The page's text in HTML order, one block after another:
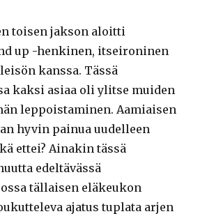
toisen jakson aloitti
up -henkinen, itseironinen
kanssa. Tässä
kaksi asiaa oli ylitse muiden
leppoistaminen. Aamiaisen
hyvin painua uudelleen
ettei? Ainakin tässä
edeltävässä
tällaisen eläkeukon
ajatus tuplata arjen